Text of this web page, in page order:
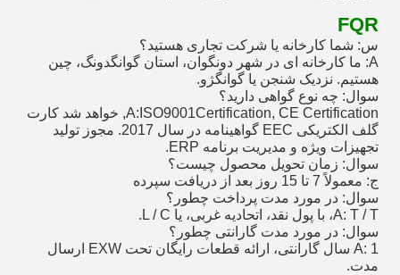
FQR
س: شما کارخانه یا شرکت تجاری هستید؟
A: ما کارخانه ای در شهر دونگوان، استان گوانگدونگ، چین
هستیم. نزدیک شنجن یا گوانگژو.
سوال: چه نوع گواهی دارید؟
A:ISO9001Certification, CE Certification, خواهد شد کارت
گلف الکتریکی EEC گواهینامه در سال 2017. مجوز تولید
تجهیزات ویژه و مدیریت برنامه ERP.
سوال: زمان تحویل محصول چیست؟
ج: معمولاً 7 تا 15 روز بعد از دریافت سپرده
سوال: در مورد مدت پرداخت چطور؟
A: T / T، با پول نقد، اتحادیه غربی، یا L / C.
سوال: در مورد مدت گارانتی چطور؟
A: 1 سال گارانتی، ارائه قطعات رایگان تحت EXW ارسال
مدت.